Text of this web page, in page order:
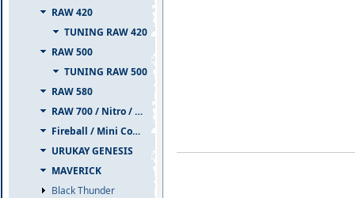
RAW 420
TUNING RAW 420
RAW 500
TUNING RAW 500
RAW 580
RAW 700 / Nitro / PIUMA
Fireball / Mini Comet
URUKAY GENESIS
MAVERICK
Black Thunder